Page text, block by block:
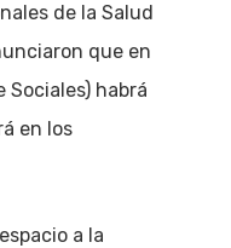
de la Salud
que en
Sociales) habrá
en los
a la